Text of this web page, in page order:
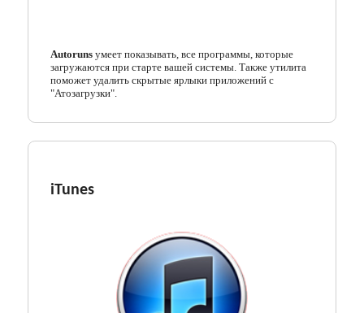
Мессенджеры
Организация файлов
Офисные программы
Работа с CD/DVD
Системные утилиты
Тестирование онлайн
Autorunsумеет показывать, все программы, которые
загружаются при старте вашей системы. Также утилита
поможет удалить скрытые ярлыки приложений с
"Атозагрузки".
iTunes